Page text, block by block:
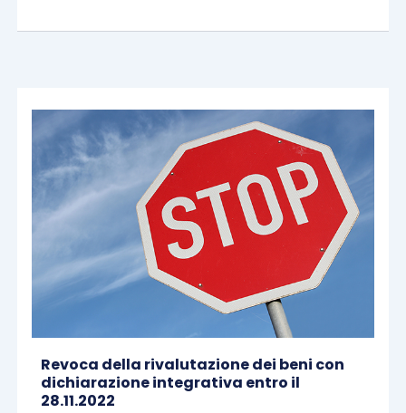
Revoca della rivalutazione dei beni con
dichiarazione integrativa entro il
28.11.2022